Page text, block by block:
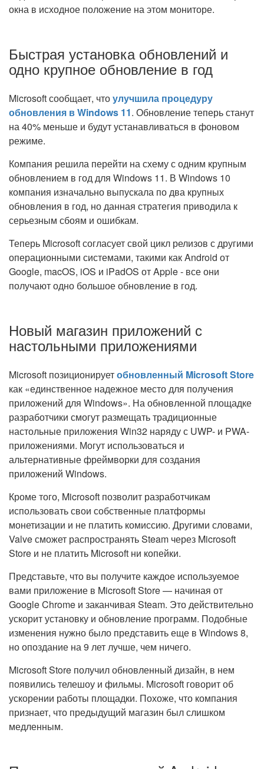
окна в исходное положение на этом мониторе.
Быстрая установка обновлений и
одно крупное обновление в год
Microsoft сообщает, чтоулучшила процедуру
обновления в Windows 11. Обновление теперь станут
на 40% меньше и будут устанавливаться в фоновом
режиме.
Компания решила перейти на схему с одним крупным
обновлением в год для Windows 11. В Windows 10
компания изначально выпускала по два крупных
обновления в год, но данная стратегия приводила к
серьезным сбоям и ошибкам.
Теперь Microsoft согласует свой цикл релизов с другими
операционными системами, такими как Android от
Google, macOS, iOS и iPadOS от Apple - все они
получают одно большое обновление в год.
Новый магазин приложений с
настольными приложениями
Microsoft позиционируетобновленный Microsoft Store
как «единственное надежное место для получения
приложений для Windows». На обновленной площадке
разработчики смогут размещать традиционные
настольные приложения Win32 наряду с UWP- и PWA-
приложениями. Могут использоваться и
альтернативные фреймворки для создания
приложений Windows.
Кроме того, Microsoft позволит разработчикам
использовать свои собственные платформы
монетизации и не платить комиссию. Другими словами,
Valve сможет распространять Steam через Microsoft
Store и не платить Microsoft ни копейки.
Представьте, что вы получите каждое используемое
вами приложение в Microsoft Store — начиная от
Google Chrome и заканчивая Steam. Это действительно
ускорит установку и обновление программ. Подобные
изменения нужно было представить еще в Windows 8,
но опоздание на 9 лет лучше, чем ничего.
Microsoft Store получил обновленный дизайн, в нем
появились телешоу и фильмы. Microsoft говорит об
ускорении работы площадки. Похоже, что компания
признает, что предыдущий магазин был слишком
медленным.